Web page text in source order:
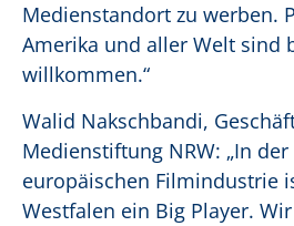
Medienstandort zu werben.
Amerika und aller Welt sind
willkommen.“
Walid Nakschbandi,
Medienstiftung NRW: „In
europäischen Filmindustrie
Westfalen ein Big Player.